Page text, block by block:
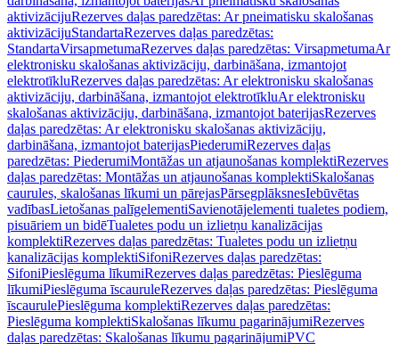
aktivizācijuRezerves daļas paredzētas: Ar pneimatisku skalošanas
aktivizācijuStandartaRezerves daļas paredzētas:
StandartaVirsapmetumaRezerves daļas paredzētas: VirsapmetumaAr
elektronisku skalošanas aktivizāciju, darbināšana, izmantojot
elektrotīkluRezerves daļas paredzētas: Ar elektronisku skalošanas
aktivizāciju, darbināšana, izmantojot elektrotīkluAr elektronisku
skalošanas aktivizāciju, darbināšana, izmantojot baterijasRezerves
daļas paredzētas: Ar elektronisku skalošanas aktivizāciju,
darbināšana, izmantojot baterijasPiederumiRezerves daļas
paredzētas: PiederumiMontāžas un atjaunošanas komplektiRezerves
daļas paredzētas: Montāžas un atjaunošanas komplektiSkalošanas
caurules, skalošanas līkumi un pārejasPārsegplāksnesIebūvētas
vadībasLietošanas palīgelementiSavienotājelementi tualetes podiem,
pisuāriem un bidēTualetes podu un izlietņu kanalizācijas
komplektiRezerves daļas paredzētas: Tualetes podu un izlietņu
kanalizācijas komplektiSifoniRezerves daļas paredzētas:
SifoniPieslēguma līkumiRezerves daļas paredzētas: Pieslēguma
līkumiPieslēguma īscauruleRezerves daļas paredzētas: Pieslēguma
īscaurulePieslēguma komplektiRezerves daļas paredzētas:
Pieslēguma komplektiSkalošanas līkumu pagarinājumiRezerves
daļas paredzētas: Skalošanas līkumu pagarinājumiPVC